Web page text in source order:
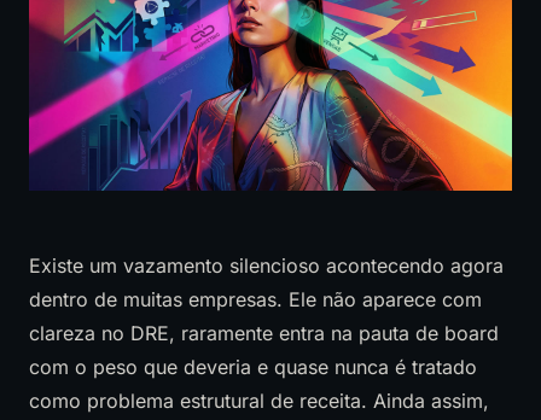
Existe um vazamento silencioso acontecendo agora
dentro de muitas empresas. Ele não aparece com
clareza no DRE, raramente entra na pauta de board
com o peso que deveria e quase nunca é tratado
como problema estrutural de receita. Ainda assim,